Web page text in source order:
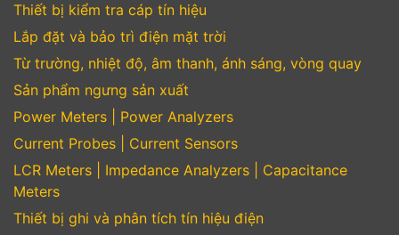
Thiết bị kiểm tra cáp tín hiệu
Lắp đặt và bảo trì điện mặt trời
Từ trường, nhiệt độ, âm thanh, ánh sáng, vòng quay
Sản phẩm ngưng sản xuất
Power Meters | Power Analyzers
Current Probes | Current Sensors
LCR Meters | Impedance Analyzers | Capacitance
Meters
Thiết bị ghi và phân tích tín hiệu điện